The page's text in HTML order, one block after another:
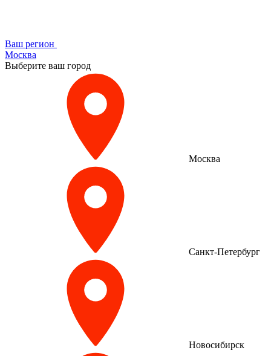
Ваш регион
Москва
Выберите ваш город
Москва
Санкт-Петербург
Новосибирск